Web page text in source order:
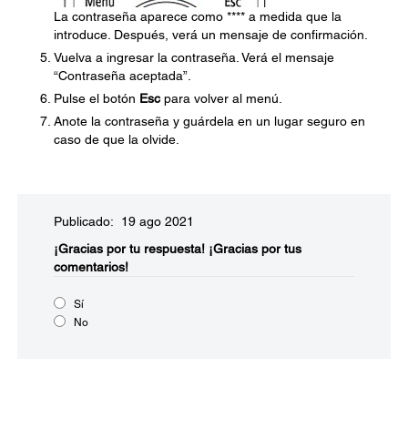
La contraseña aparece como **** a medida que la
introduce. Después, verá un mensaje de confirmación.
Vuelva a ingresar la contraseña. Verá el mensaje
“Contraseña aceptada”.
Pulse el botón Escpara volver al menú.
Anote la contraseña y guárdela en un lugar seguro en
caso de que la olvide.
Publicado: 19 ago 2021
¡Gracias por tu respuesta! ¡Gracias por tus
comentarios!
Sí
No